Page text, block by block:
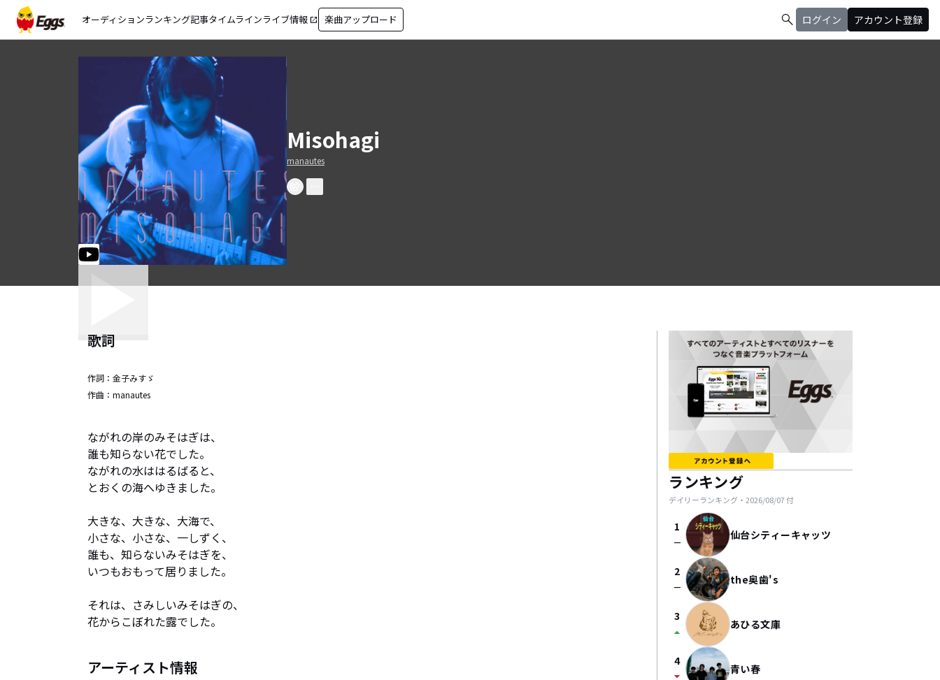
オーディションランキング記事タイムラインライブ情報 open_in_new 楽曲アップロード search ログイン アカウント登録
Misohagi
manautes
歌詞
作詞： 金子みすゞ
作曲： manautes
ながれの岸のみそはぎは、
誰も知らない花でした。
ながれの水ははるばると、
とおくの海へゆきました。
大きな、大きな、大海で、
小さな、小さな、一しずく、
誰も、知らないみそはぎを、
いつもおもって居りました。
それは、さみしいみそはぎの、
花からこぼれた露でした。
アーティスト情報
ランキング
デイリーランキング・ 2026/08/07付
1
check_indeterminate_small 仙台シティーキャッツ
2
check_indeterminate_small the奥歯's
3
arrow_drop_up あひる文庫
4
青い春